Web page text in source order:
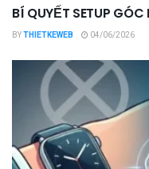
BÍ QUYẾT SETUP
BYTHIETKEWEB 04/06/2026